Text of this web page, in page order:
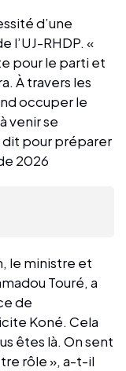
d’une
l’UJ-RHDP. «
pour le parti et
À travers les
occuper le
venir se
pour préparer
2026
le ministre et
Touré, a
de
Koné. Cela
êtes là. On sent
rôle », a-t-il